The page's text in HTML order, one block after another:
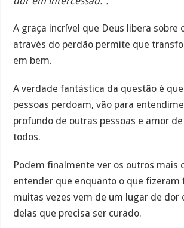
A graça incrível que Deus libera sobre
através do perdão permite que
em bem.
A verdade fantástica da questão é
pessoas perdoam, vão para
profundo de outras pessoas e amor
todos.
Podem finalmente ver os outros mais
entender que enquanto o que fizeram
muitas vezes vem de um lugar de dor
delas que precisa ser curado.